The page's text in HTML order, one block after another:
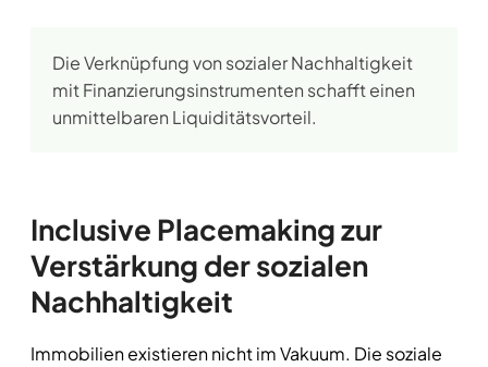
Die Verknüpfung von sozialer Nachhaltigkeit
mit Finanzierungsinstrumenten schafft einen
unmittelbaren Liquiditätsvorteil.
Inclusive Placemaking zur
Verstärkung der sozialen
Nachhaltigkeit
Immobilien existieren nicht im Vakuum. Die soziale